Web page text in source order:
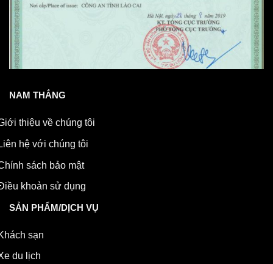
NAM THẮNG
thiệu về chúng tôi
hệ với chúng tôi
sách bảo mật
khoản sử dụng
SẢN PHẨM/DỊCH VỤ
sạn
du lịch